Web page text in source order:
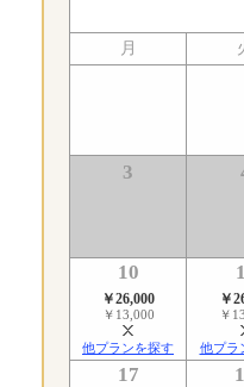
月
3
10
￥26,000
￥13,000
他プランを探す
￥
￥
他プラ
17